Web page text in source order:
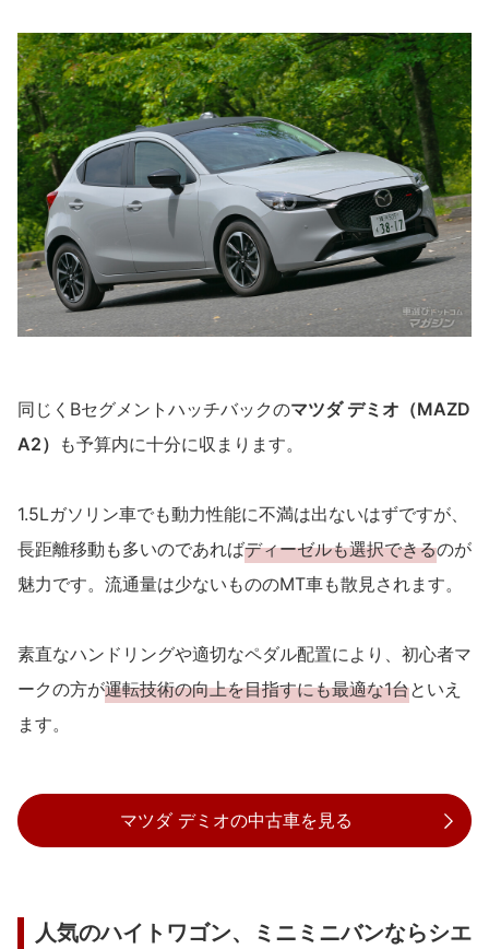
同じくBセグメントハッチバックのマツダ デミオ（MAZD
A2） も予算内に十分に収まります。
1.5Lガソリン車でも動力性能に不満は出ないはずですが、
長距離移動も多いのであればディーゼルも選択できるのが
魅力です。流通量は少ないもののMT車も散見されます。
素直なハンドリングや適切なペダル配置により、初心者マ
ークの方が運転技術の向上を目指すにも最適な1台といえ
ます。
マツダ デミオの中古車を見る
人気のハイトワゴン、ミニミニバンならシエ